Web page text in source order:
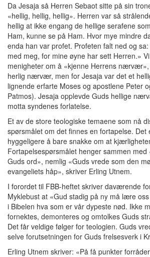
Da Jesaja så Herren Sebaot sitte på sin
«hellig, hellig, hellig». Herren var så
hellig at ikke engang de hellige serafene
Ham, kunne se på Ham. Hvor mye mindre
enda han var profet. Profeten falt ned og
med meg, for mine øyne har sett Herren.»
menigheter om å «kjenne Herrens
herlig nærvær, men for Jesaja var det et
lignende erfarte Moses og apostlene Peter
Patmos). Jesaja opplevde Guds hellige
motta syndenes forlatelse.
Et av de store teologiske temaene som nå
spørsmålet om det finnes en fortapelse. Det
hyggeligere å bare snakke om at
Fortapelsespørsmålet henger sammen
Guds ord», nemlig «Guds vrede som den
evangeliets håp», skriver Erling Utnem.
I forordet til FBB-heftet skriver daværende
Myklebust at «Gud stadig på ny må lære
i Bibelen hva som er vår dypeste nød. Ikke
fornektes, demonteres og omtolkes Guds
Det får veldige følger for teologien. Guds
selve forutsetningen for Guds frelsesverk i
Erling Utnem skriver: «På få punkter